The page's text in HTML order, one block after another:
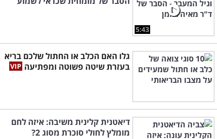
5:43
גלו האם הכלב או החתול שלכם בריא
בעזרת שיטה פשוטה ומפתיעה
דיאטנית קלינית משיבה: איזה לחם
מומלץ לחולי סוכרת מסוג 2?